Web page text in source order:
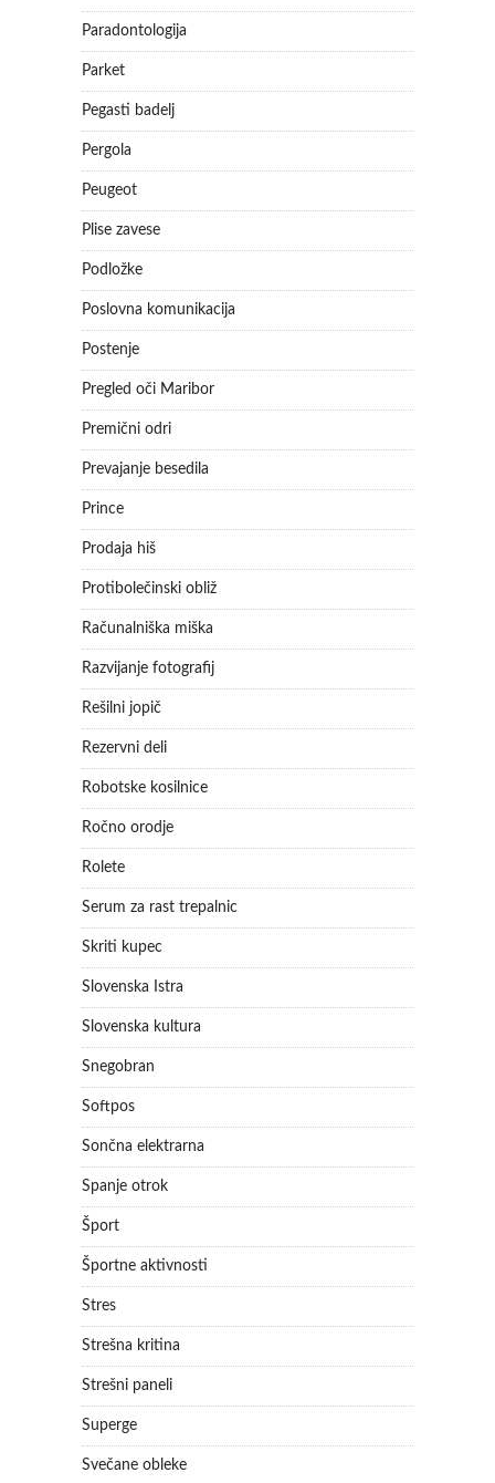
Paradontologija
Parket
Pegasti badelj
Pergola
Peugeot
Plise zavese
Podložke
Poslovna komunikacija
Postenje
Pregled oči Maribor
Premični odri
Prevajanje besedila
Prince
Prodaja hiš
Protibolečinski obliž
Računalniška miška
Razvijanje fotografij
Rešilni jopič
Rezervni deli
Robotske kosilnice
Ročno orodje
Rolete
Serum za rast trepalnic
Skriti kupec
Slovenska Istra
Slovenska kultura
Snegobran
Softpos
Sončna elektrarna
Spanje otrok
Šport
Športne aktivnosti
Stres
Strešna kritina
Strešni paneli
Superge
Svečane obleke